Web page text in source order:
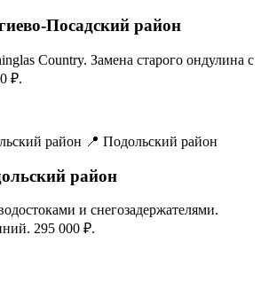
Посадский район
Country. Замена старого ондулина с
₽.
📍 Подольский район
район
и снегозадержателями.
295 000 ₽.